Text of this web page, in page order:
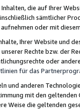
die auf Ihrer
sämtlicher
oder mit
Ihrer Website und
Rechte bzw. der
oder
für das
und anderen
mit den
Weise die geltenden